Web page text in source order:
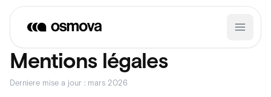
Aller
contenu
Mentions légales